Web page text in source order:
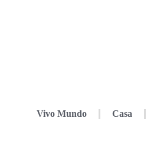
Vivo Mundo Casa